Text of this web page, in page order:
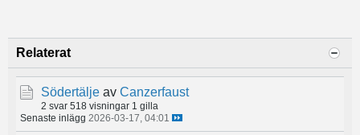
Relaterat
Södertälje av Canzerfaust
2 svar 518 visningar 1 gilla
Senaste inlägg 2026-03-17, 04:01